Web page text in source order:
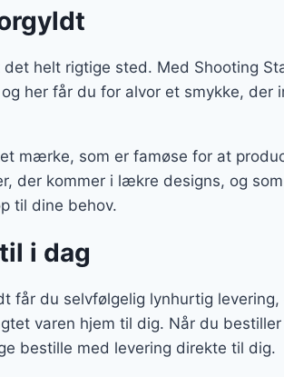
helt rigtige sted. Med Shooting
her får du for alvor et smykke, der
mærke, som er famøse for at
der kommer i lækre designs, og
til dine behov.
i dag
får du selvfølgelig lynhurtig
varen hjem til dig. Når du
bestille med levering direkte til dig.